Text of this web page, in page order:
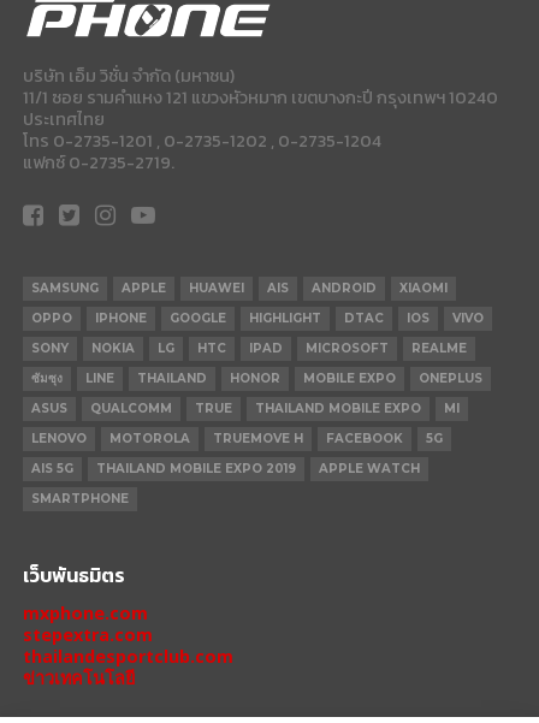
บริษัท เอ็ม วิชั่น จำกัด (มหาชน)
11/1 ซอย รามคำแหง 121 แขวงหัวหมาก เขตบางกะปี กรุงเทพฯ 10240
ประเทศไทย
โทร 0-2735-1201 , 0-2735-1202 , 0-2735-1204
แฟกซ์ 0-2735-2719.
SAMSUNG APPLE HUAWEI AIS ANDROID
XIAOMI
OPPO
IPHONE GOOGLE HIGHLIGHT DTAC IOS
VIVO
SONY
NOKIA LG HTC IPAD MICROSOFT
REALME
ซัมซุง
LINE THAILAND HONOR MOBILE EXPO
ONEPLUS
ASUS
QUALCOMM TRUE THAILAND MOBILE EXPO
MI
LENOVO
MOTOROLA TRUEMOVE H FACEBOOK
5G
AIS 5G
THAILAND MOBILE EXPO 2019
APPLE WATCH
SMARTPHONE
เว็บพันธมิตร
mxphone.com
stepextra.com
thailandesportclub.com
ข่าวเทคโนโลยี